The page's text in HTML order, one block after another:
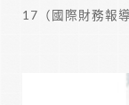
17（國際財務報